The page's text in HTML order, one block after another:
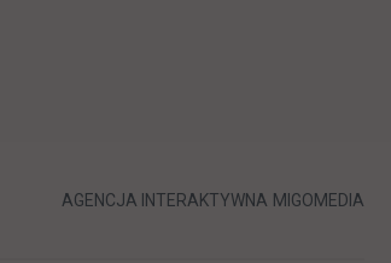
AGENCJA INTERAKTYWNA LINK OTWIERA
MIGOMEDIA